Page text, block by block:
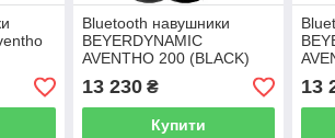
Bluetooth навушники
BEYERDYNAMIC
AVENTHO 200 (BLACK)
13 230₴
Купити
13